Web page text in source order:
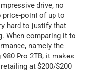
drive, no
price-point of up to
hard to justify that
When comparing it to
namely the
Pro 2TB, it makes
at $200/$200